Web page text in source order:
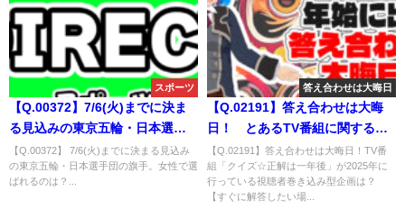
スポーツ
【Q.00372】7/6(火)までに決ま
る見込みの東京五輪・日本選手
団の旗手。女性で選ばれるの
は？
【Q.00372】 7/6(火)までに決まる見込み
の東京五輪・日本選手団の旗手。女性で選
ばれるのは？...
答え合わせは大晦日
【Q.02191】答え合わせは大晦
日！ とあるTV番組に関する問
題
【Q.02191】答え合わせは大晦日！TV番
組「クイズ☆正解は一年後」が2025年に
行っている視聴者巻き込み型企画は？
【すぐに解答したい場...